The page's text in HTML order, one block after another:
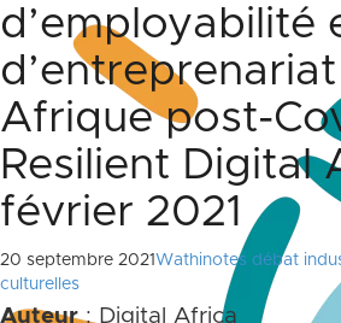
d’employabilité
Afrique post-
Resilient Digital
février 2021
20 septembre 2021 Wathinotes débat
culturelles
Auteur: Digital Africa